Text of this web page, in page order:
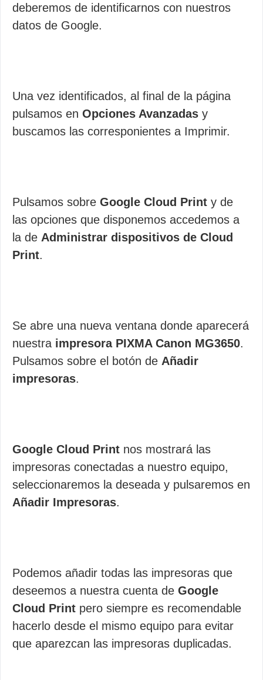
deberemos de identificarnos con nuestros
datos de Google.
Una vez identificados, al final de la página
pulsamos en Opciones Avanzadas y
buscamos las corresponientes a Imprimir.
Pulsamos sobre Google Cloud Print y de
las opciones que disponemos accedemos a
la de Administrar dispositivos de Cloud
Print.
Se abre una nueva ventana donde aparecerá
nuestra impresora PIXMA Canon MG3650.
Pulsamos sobre el botón de Añadir
impresoras.
Google Cloud Print nos mostrará las
impresoras conectadas a nuestro equipo,
seleccionaremos la deseada y pulsaremos en
Añadir Impresoras.
Podemos añadir todas las impresoras que
deseemos a nuestra cuenta de Google
Cloud Print pero siempre es recomendable
hacerlo desde el mismo equipo para evitar
que aparezcan las impresoras duplicadas.